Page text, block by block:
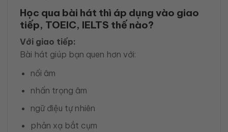
Học qua bài hát thì áp dụng vào giao
tiếp, TOEIC, IELTS thế nào?
Với giao tiếp:
Bài hát giúp bạn quen hơn với:
nối âm
nhấn trọng âm
ngữ điệu tự nhiên
phản xạ bắt cụm